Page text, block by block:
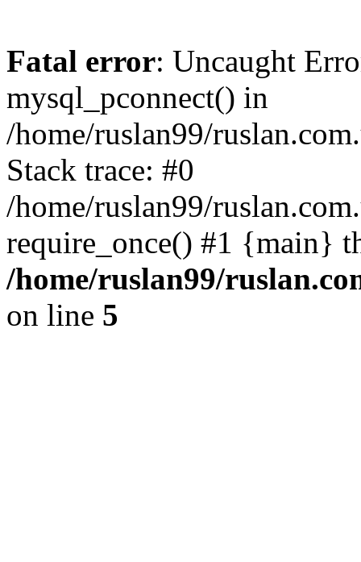
Fatal error: Uncaught
mysql_pconnect() in
/home/ruslan99/
Stack trace: #0
/home/ruslan99/
require_once() #1 {main}
/home/ruslan99/
on line 5